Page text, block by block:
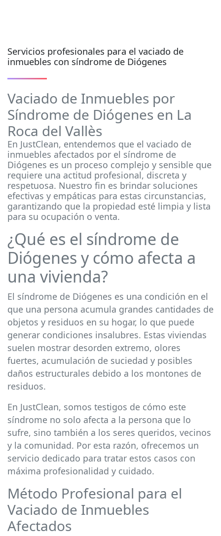
Servicios profesionales para el vaciado de
inmuebles con síndrome de Diógenes
Vaciado de Inmuebles por
Síndrome de Diógenes en La
Roca del Vallès
En JustClean, entendemos que el vaciado de
inmuebles afectados por el síndrome de
Diógenes es un proceso complejo y sensible que
requiere una actitud profesional, discreta y
respetuosa. Nuestro fin es brindar soluciones
efectivas y empáticas para estas circunstancias,
garantizando que la propiedad esté limpia y lista
para su ocupación o venta.
¿Qué es el síndrome de
Diógenes y cómo afecta a
una vivienda?
El síndrome de Diógenes es una condición en el
que una persona acumula grandes cantidades de
objetos y residuos en su hogar, lo que puede
generar condiciones insalubres. Estas viviendas
suelen mostrar desorden extremo, olores
fuertes, acumulación de suciedad y posibles
daños estructurales debido a los montones de
residuos.
En JustClean, somos testigos de cómo este
síndrome no solo afecta a la persona que lo
sufre, sino también a los seres queridos, vecinos
y la comunidad. Por esta razón, ofrecemos un
servicio dedicado para tratar estos casos con
máxima profesionalidad y cuidado.
Método Profesional para el
Vaciado de Inmuebles
Afectados